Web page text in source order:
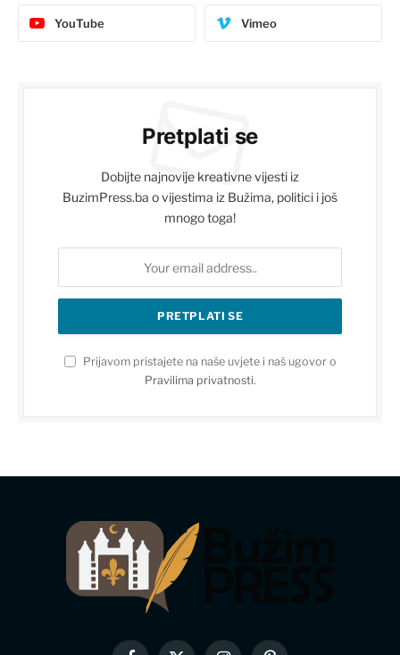
YouTube Vimeo
Pretplati se
Dobijte najnovije kreativne vijesti iz
BuzimPress.ba o vijestima iz Bužima, politici i još
mnogo toga!
Prijavom pristajete na naše uvjete i naš ugovor o
Pravilima privatnosti.